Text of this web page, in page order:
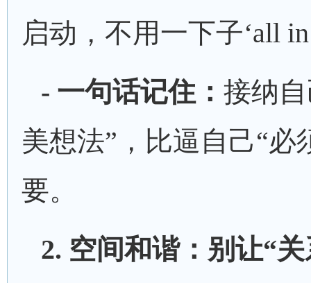
启动，不用一下子‘all
- 一句话记住： 接纳
美想法”，比逼自己“必
要。
2. 空间和谐：别让“